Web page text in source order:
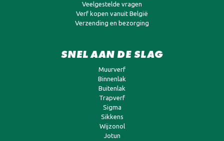
Veelgestelde vragen
Verf kopen vanuit België
Verzending en bezorging
SNEL AAN DE SLAG
Muurverf
Binnenlak
Buitenlak
Trapverf
Sigma
Sikkens
Wijzonol
Jotun